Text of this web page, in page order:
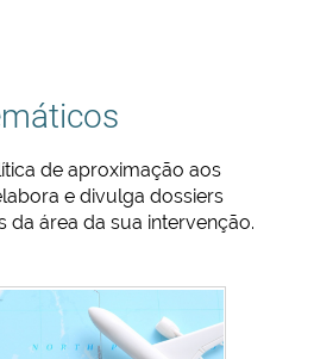
de aproximação aos
e divulga dossiers
da área da sua intervenção.